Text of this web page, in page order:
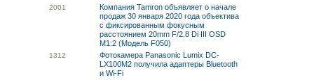
2001
Компания Tamron объявляет о начале
продаж 30 января 2020 года объектива
с фиксированным фокусным
расстоянием 20mm F/2.8 Di III OSD
M1:2 (Модель F050)
1312
Фотокамера Panasonic Lumix DC-
LX100M2 получила адаптеры Bluetooth
и Wi-Fi